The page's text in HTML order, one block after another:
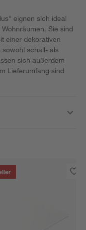
eignen sich ideal
Sie sind
einer dekorativen
schall- als
sich außerdem
Lieferumfang sind